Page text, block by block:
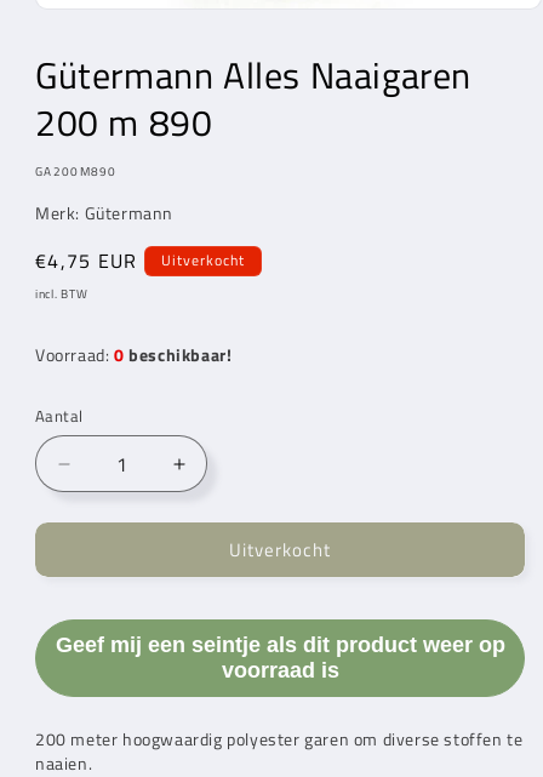
in
modaal
Gütermann Alles Naaigaren
200 m 890
MODEL:
GA200M890
Merk: Gütermann
Normale
prijs
€4,75 EUR Uitverkocht
incl. BTW
Voorraad: 0 beschikbaar!
Aantal
Aantal
verlagen
voor
Alles
200
m
Aantal
verhogen
voor
Gütermann
Alles
200
m
Uitverkocht
Geef mij een seintje als dit product weer op
voorraad is
200 meter hoogwaardig polyester garen om diverse stoffen te
naaien.